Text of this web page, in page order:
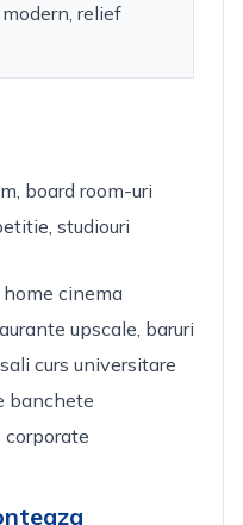
relief
board room-uri
studiouri
cinema
upscale, baruri
curs universitare
banchete
corporate